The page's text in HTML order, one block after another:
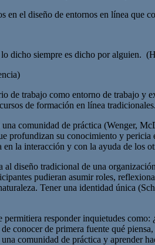
en el diseño de entornos en línea
dicho siempre es dicho por alguien.
de trabajo como entorno de trabajo
de formación en línea tradicionales.
comunidad de práctica (Wenger,
profundizan su conocimiento y
la interacción y con la ayuda de los
diseño tradicional de una
pudieran asumir roles,
Tener una identidad única
responder inquietudes
conocer de primera fuente qué
comunidad de práctica y aprender